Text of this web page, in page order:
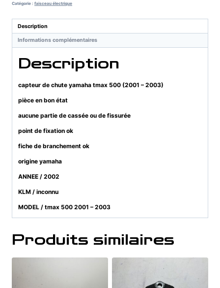
chute
tmax
500
(2001
2003)
Catégorie : faisceau électrique
Description
Informations complémentaires
Description
capteur de chute yamaha tmax 500 (2001 – 2003)
pièce en bon état
aucune partie de cassée ou de fissurée
point de fixation ok
fiche de branchement ok
origine yamaha
ANNEE / 2002
KLM / inconnu
MODEL / tmax 500 2001 – 2003
Produits similaires